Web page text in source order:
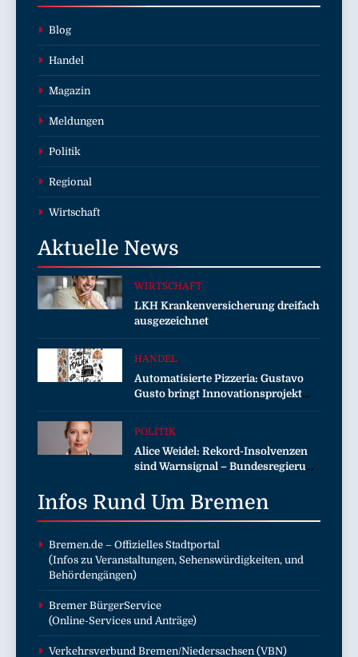
Blog
Handel
Magazin
Meldungen
Politik
Regional
Wirtschaft
Aktuelle News
WIRTSCHAFT
LKH Krankenversicherung dreifach
ausgezeichnet
HANDEL
Automatisierte Pizzeria: Gustavo
Gusto bringt Innovationsprojekt
„Gustavomat“ an den Start
POLITIK
Alice Weidel: Rekord-Insolvenzen
sind Warnsignal – Bundesregierung
Infos Rund Um Bremen
Bremen.de – Offizielles Stadtportal
(Infos zu Veranstaltungen, Sehenswürdigkeiten, und
Behördengängen)
Bremer BürgerService
(Online-Services und Anträge)
Verkehrsverbund Bremen/Niedersachsen (VBN)